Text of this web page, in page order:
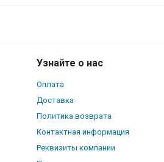
Узнайте о нас
Оплата
Доставка
Политика возврата
Контактная информация
Реквизиты компании